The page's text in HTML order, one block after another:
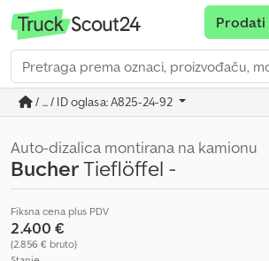
Prodati
/ ... / ID oglasa: A825-24-92
Auto-dizalica montirana na kamionu
BucherTieflöffel -
Fiksna cena plus PDV
2.400 €
(2.856 € bruto)